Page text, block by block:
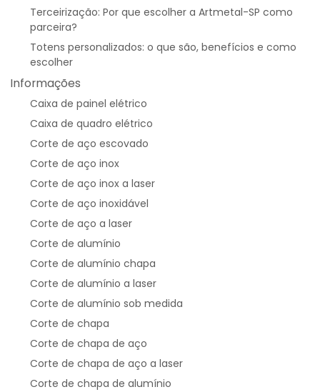
Terceirização: Por que escolher a Artmetal-SP como
parceira?
Totens personalizados: o que são, benefícios e como
escolher
Informações
Caixa de painel elétrico
Caixa de quadro elétrico
Corte de aço escovado
Corte de aço inox
Corte de aço inox a laser
Corte de aço inoxidável
Corte de aço a laser
Corte de alumínio
Corte de alumínio chapa
Corte de alumínio a laser
Corte de alumínio sob medida
Corte de chapa
Corte de chapa de aço
Corte de chapa de aço a laser
Corte de chapa de alumínio